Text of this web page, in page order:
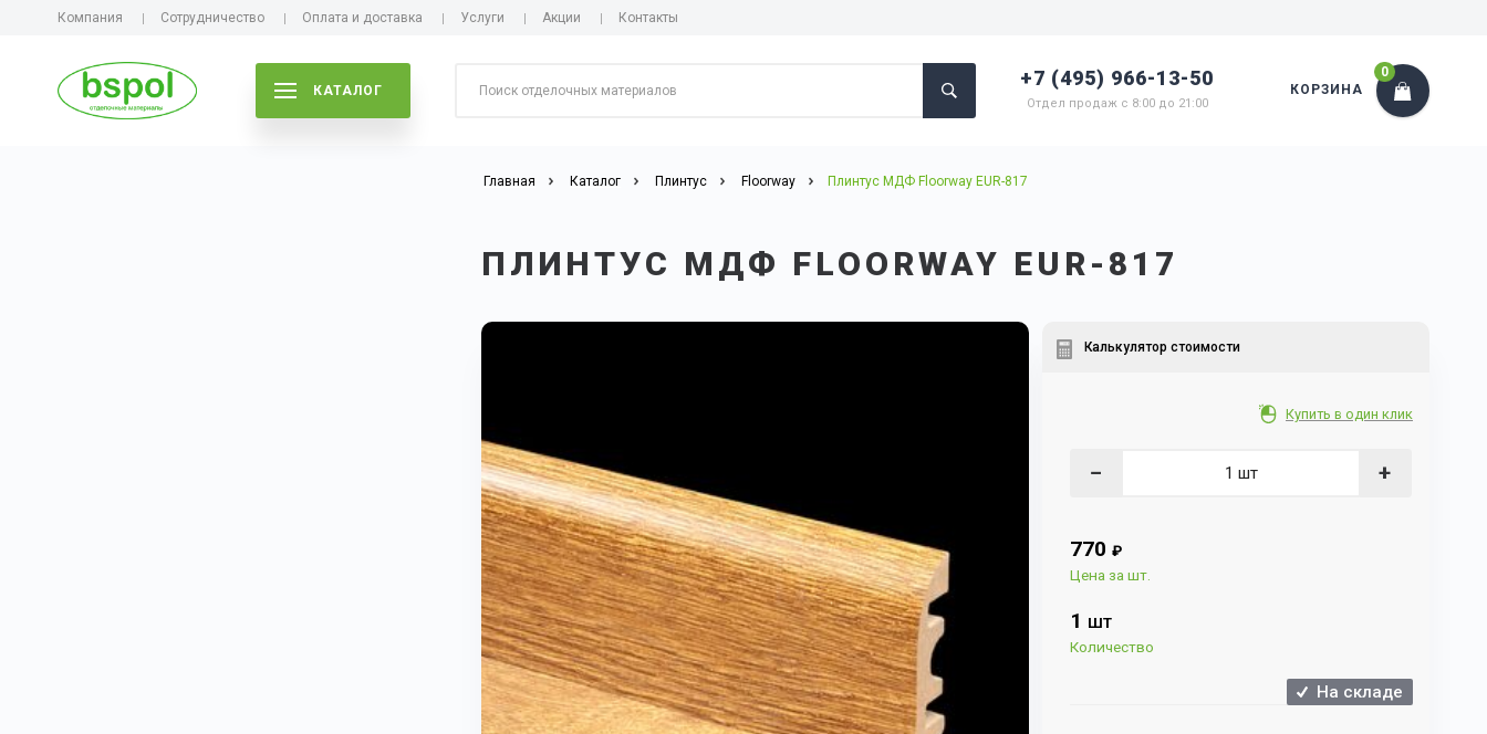
Компания Сотрудничество Оплата и доставка Услуги Акции Контакты
КАТАЛОГ
+7 (495) 966-13-50
Отдел продаж с 8:00 до 21:00
КОРЗИНА
0
Главная Каталог Плинтус Floorway Плинтус МДФ Floorway EUR-817
ПЛИНТУС МДФ FLOORWAY EUR-817
Калькулятор стоимости
Купить в один клик
− +
770 ₽
Цена за шт.
1 ШТ
Количество
На складе